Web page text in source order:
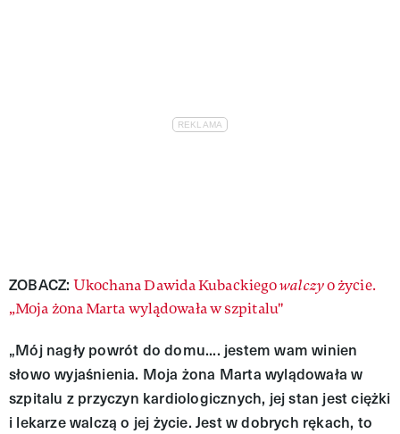
ZOBACZ: Ukochana Dawida Kubackiegowalczyo życie.
„Moja żona Marta wylądowała w szpitalu"
„Mój nagły powrót do domu.... jestem wam winien
słowo wyjaśnienia. Moja żona Marta wylądowała w
szpitalu z przyczyn kardiologicznych, jej stan jest ciężki
i lekarze walczą o jej życie. Jest w dobrych rękach, to